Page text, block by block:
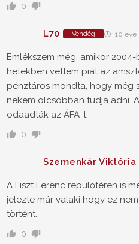
0
L70 Vendég 10 éve
Emlékszem még, amikor
hetekben vettem piát az
pénztáros mondta, hogy még
nekem olcsóbban tudja adni.
odaadták az ÁFA-t.
0
Szemenkár Viktória
A Liszt Ferenc repülőtéren is
jelezte már valaki hogy ez
történt.
0